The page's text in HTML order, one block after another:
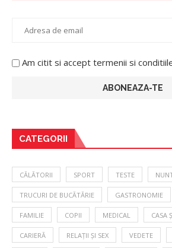
Am citit si accept termenii si
CATEGORII
CĂLĂTORII SPORT TESTE
TRUCURI DE BUCĂTĂRIE GASTRONOMIE
FAMILIE COPII MEDICAL CASA
CARIERĂ RELAȚII ȘI SEX VEDETE